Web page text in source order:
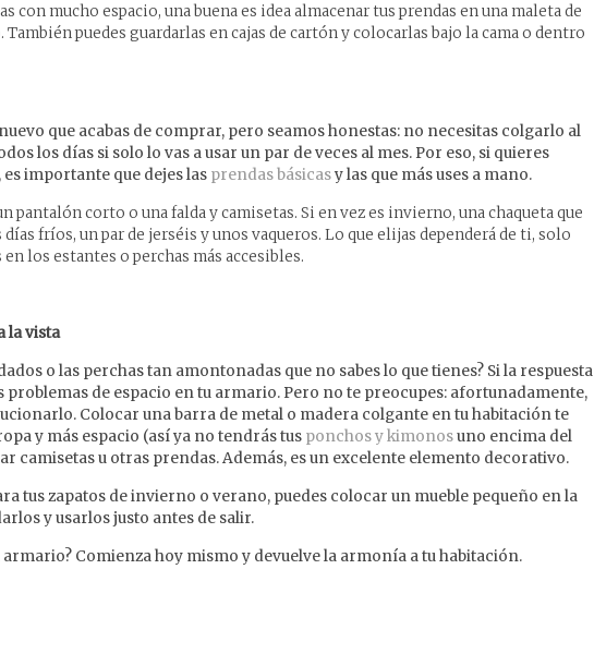
con mucho espacio, una buena es idea almacenar tus prendas en una maleta de
puedes guardarlas en cajas de cartón y colocarlas bajo la cama o dentro
que acabas de comprar, pero seamos honestas: no necesitas colgarlo al
los días si solo lo vas a usar un par de veces al mes. Por eso, si quieres
importante que dejes las prendas básicasy las que más uses a mano.
pantalón corto o una falda y camisetas. Si en vez es invierno, una chaqueta que
fríos, un par de jerséis y unos vaqueros. Lo que elijas dependerá de ti, solo
los estantes o perchas más accesibles.
la vista
o las perchas tan amontonadas que no sabes lo que tienes? Si la respuesta
problemas de espacio en tu armario. Pero no te preocupes: afortunadamente,
Colocar una barra de metal o madera colgante en tu habitación te
y más espacio (así ya no tendrás tus ponchos y kimonosuno encima del
camisetas u otras prendas. Además, es un excelente elemento decorativo.
tus zapatos de invierno o verano, puedes colocar un mueble pequeño en la
y usarlos justo antes de salir.
Comienza hoy mismo y devuelve la armonía a tu habitación.